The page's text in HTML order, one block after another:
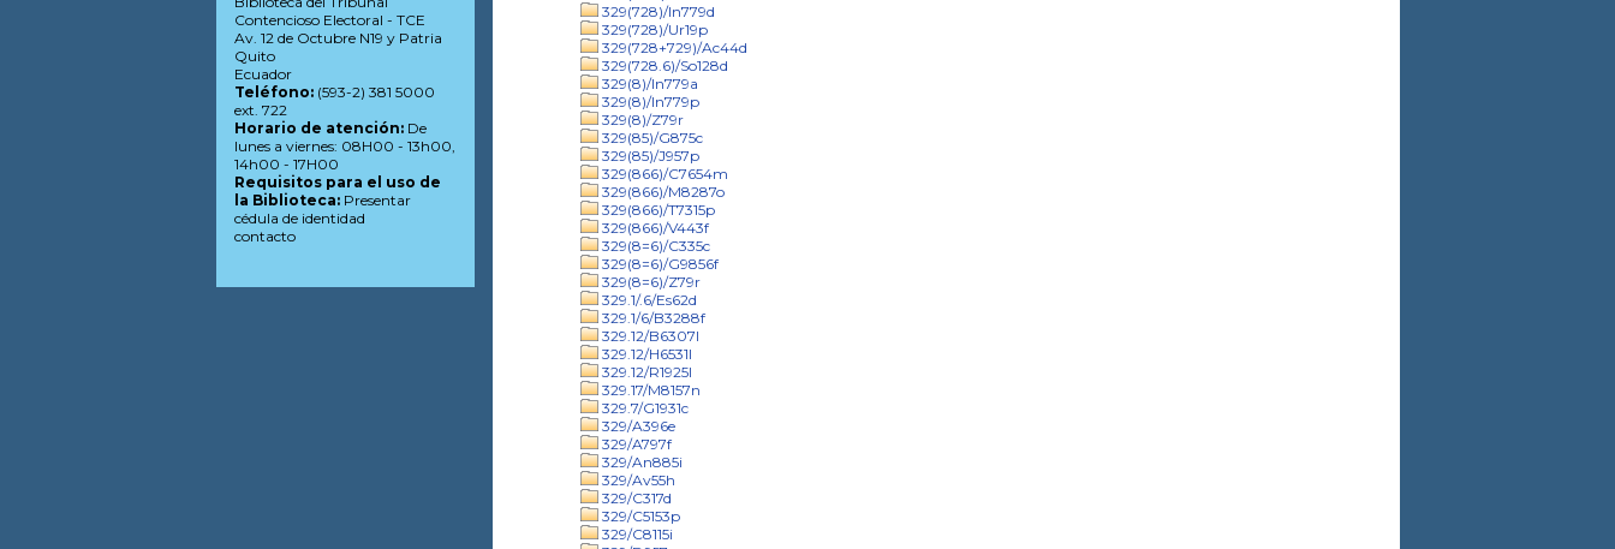
329(728)/In779d
329(728)/Ur19p
329(728+729)/Ac44d
329(728.6)/So128d
329(8)/In779a
329(8)/In779p
329(8)/Z79r
329(85)/G875c
329(85)/J957p
329(866)/C7654m
329(866)/M8287o
329(866)/T7315p
329(866)/V443f
329(8=6)/C335c
329(8=6)/G9856f
329(8=6)/Z79r
329.1/.6/Es62d
329.1/6/B3288f
329.12/B6307l
329.12/H6531l
329.12/R1925l
329.17/M8157n
329.7/G1931c
329/A396e
329/A797f
329/An885i
329/Av55h
329/C317d
329/C5153p
329/C8115i
Contencioso Electoral - TCE
Av. 12 de Octubre N19 y Patria
Quito
Ecuador
Teléfono:(593-2) 381 5000
ext. 722
Horario de atención:De
lunes a viernes: 08H00 - 13h00,
14h00 - 17H00
Requisitos para el uso de
la Biblioteca:Presentar
cédula de identidad
contacto